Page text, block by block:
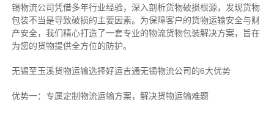
锡物流公司凭借多年行业经验，深入剖析货物破损根源，发现货物
包装不当是导致破损的主要因素。为保障客户的货物运输安全与财
产安全，我们精心打造了一套专业的物流货物包装解决方案，旨在
为您的货物提供全方位的防护。
无锡至玉溪货物运输选择好运吉通无锡物流公司的6大优势
优势一：专属定制物流运输方案，解决货物运输难题